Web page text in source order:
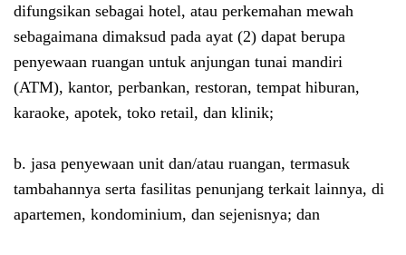
difungsikan sebagai hotel, atau perkemahan mewah
sebagaimana dimaksud pada ayat (2) dapat berupa
penyewaan ruangan untuk anjungan tunai mandiri
(ATM), kantor, perbankan, restoran, tempat hiburan,
karaoke, apotek, toko retail, dan klinik;
b. jasa penyewaan unit dan/atau ruangan, termasuk
tambahannya serta fasilitas penunjang terkait lainnya, di
apartemen, kondominium, dan sejenisnya; dan